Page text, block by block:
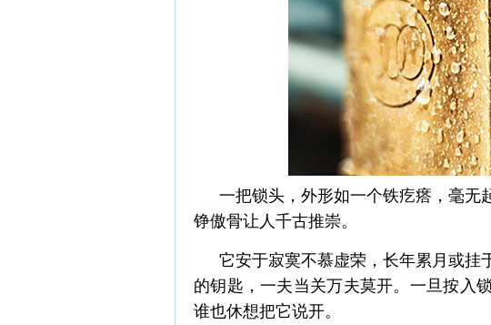
一把锁头，外形如一个铁疙瘩，毫无
铮傲骨让人千古推崇。
它安于寂寞不慕虚荣，长年累月或挂
的钥匙，一夫当关万夫莫开。一旦按入
谁也休想把它说开。